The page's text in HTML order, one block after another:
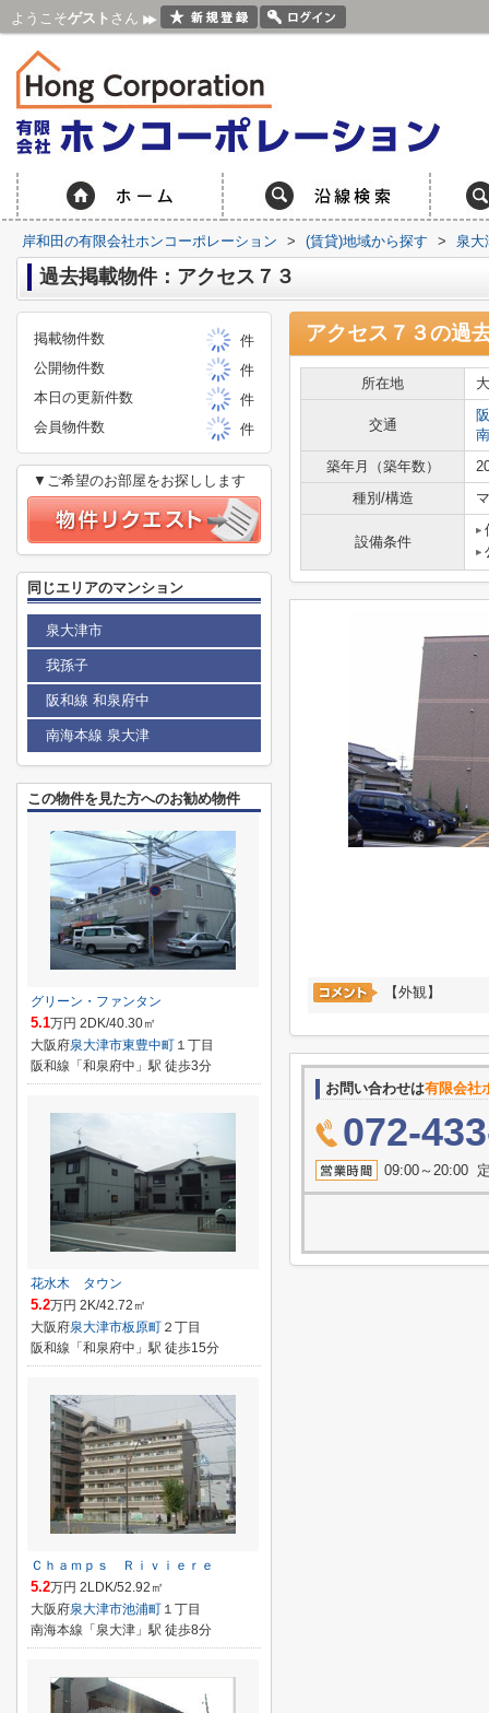
ようこそゲスト さん
岸和田の有限会社ホンコーポレーション > (賃貸)地域から探す > 泉大
過去掲載物件：アクセス７３
アクセス７３の過
所在地
交通
築年月（築年数）
種別/構造
設備条件
【外観】
お問い合わせは有限会社
072-
09:00～20:00
掲載物件数
件
公開物件数
件
本日の更新件数
件
会員物件数
件
▼ご希望のお部屋をお探しします
同じエリアのマンション
泉大津市
我孫子
阪和線 和泉府中
南海本線 泉大津
この物件を見た方へのお勧め物件
グリーン・ファンタン
5.1万円 2DK/40.30㎡
大阪府泉大津市東豊中町 １丁目
阪和線「和泉府中」駅 徒歩3分
花水木 タウン
5.2万円 2K/42.72㎡
大阪府泉大津市板原町 ２丁目
阪和線「和泉府中」駅 徒歩15分
Ｃｈａｍｐｓ Ｒｉｖｉｅｒｅ
5.2万円 2LDK/52.92㎡
大阪府泉大津市池浦町 １丁目
南海本線「泉大津」駅 徒歩8分